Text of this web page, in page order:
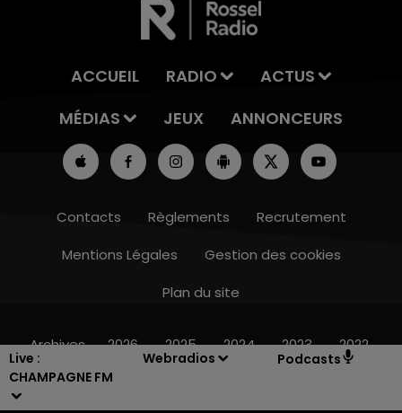
Live :
CHAMPAGNE FM
Webradios Podcasts
ACCUEIL RADIO
ACTUS
MÉDIAS
JEUX ANNONCEURS
Contacts Règlements
Recrutement
Mentions Légales
Gestion des cookies
Plan du site
Archives 2026 2025 2024 2023 2022